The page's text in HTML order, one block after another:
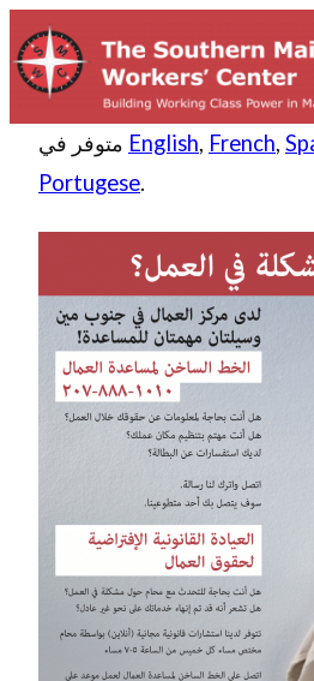
English, French,
Portugese.